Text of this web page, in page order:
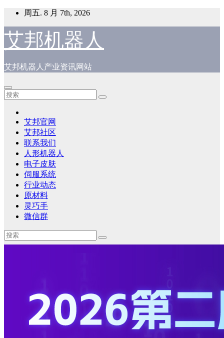
内
容
周五. 8 月 7th, 2026
艾邦机器人
艾邦机器人产业资讯网站
艾邦官网
艾邦社区
联系我们
人形机器人
电子皮肤
伺服系统
行业动态
原材料
灵巧手
微信群